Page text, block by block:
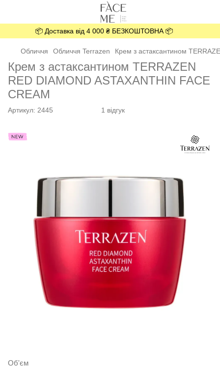
📦 Доставка від 4 000 ₴ БЕЗКОШТОВНА 📦
Обличчя Обличчя Terrazen Крем з астаксантином
Крем з астаксантином TERRAZEN
RED DIAMOND ASTAXANTHIN FACE
CREAM
Артикул: 2445 1 відгук
Об'єм